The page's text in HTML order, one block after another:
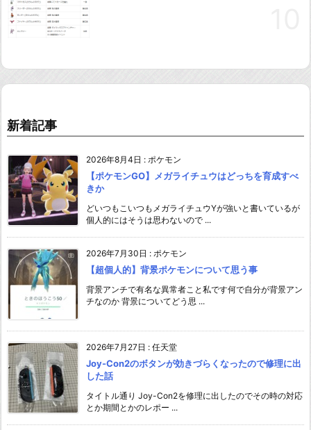
新着記事
2026年8月4日 : ポケモン
【ポケモンGO】メガライチュウはどっちを育成すべ
きか
どいつもこいつもメガライチュウYが強いと書いているが
個人的にはそうは思わないので ...
2026年7月30日 : ポケモン
【超個人的】背景ポケモンについて思う事
背景アンチで有名な異常者こと私です何で自分が背景アン
チなのか 背景についてどう思 ...
2026年7月27日 : 任天堂
Joy-Con2のボタンが効きづらくなったので修理に出
した話
タイトル通り Joy-Con2を修理に出したのでその時の対応
とか期間とかのレポー ...